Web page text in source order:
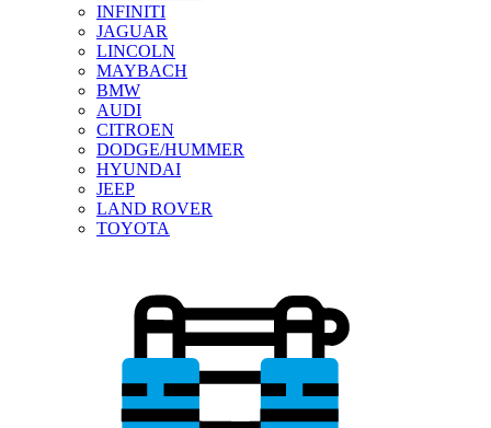
INFINITI
JAGUAR
LINCOLN
MAYBACH
BMW
AUDI
CITROEN
DODGE/HUMMER
HYUNDAI
JEEP
LAND ROVER
TOYOTA